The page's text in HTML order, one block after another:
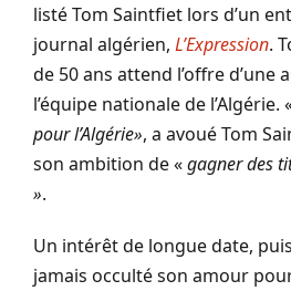
listé Tom Saintfiet lors d’un
journal algérien, L’Expression.
de 50 ans attend l’offre d’une
l’équipe nationale de l’Algérie.
pour l’Algérie», a avoué Tom
son ambition de «gagner des
».
Un intérêt de longue date,
jamais occulté son amour